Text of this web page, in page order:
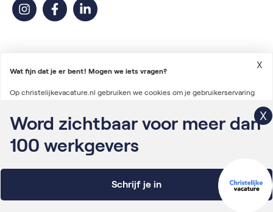
2026 © Christelijke Vacature
Voorwaarden vacatureplaatsing
Algemene voorwaarden
Onderdeel van Irys Vacaturelab
Wat fijn dat je er bent! Mogen we iets vragen?
Op christelijkevacature.nl gebruiken we cookies om je gebruikerservaring
te verbeteren en advertenties te personaliseren. We gebruiken ook cookies
om gegevens te verzamelen voor het personaliseren van content en het
meten van de effectiviteit van onze advertenties via derde partijen.
ALLES ACCEPTEREN
X
Word zichtbaar voor meer dan
100 werkgevers
Schrijf je in